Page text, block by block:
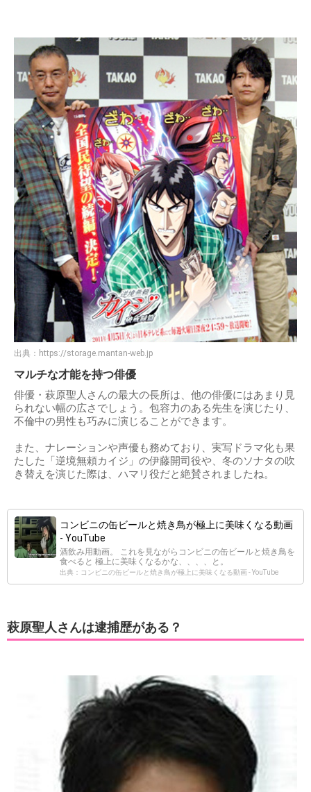
出典： https://storage.mantan-web.jp
マルチな才能を持つ俳優
俳優・萩原聖人さんの最大の長所は、他の俳優にはあまり見
られない幅の広さでしょう。包容力のある先生を演じたり、
不倫中の男性も巧みに演じることができます。
また、ナレーションや声優も務めており、実写ドラマ化も果
たした「逆境無頼カイジ」の伊藤開司役や、冬のソナタの吹
き替えを演じた際は、ハマリ役だと絶賛されましたね。
コンビニの缶ビールと焼き鳥が極上に美味くなる動画
- YouTube
酒飲み用動画。 これを見ながらコンビニの缶ビールと焼き鳥を
食べると 極上に美味くなるかな、、、、と。
出典：コンビニの缶ビールと焼き鳥が極上に美味くなる動画 - YouTube
萩原聖人さんは逮捕歴がある？